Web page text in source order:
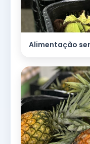
Alimentação